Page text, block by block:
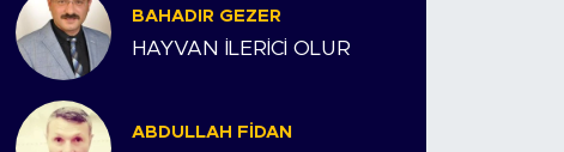
BAHADIR GEZER
HAYVAN İLERİCİ OLUR
ABDULLAH FIDAN